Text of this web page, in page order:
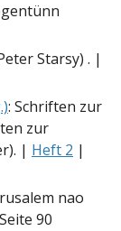
Starsy) . |
: Schriften zur
zur
| Heft 2 |
nao
90